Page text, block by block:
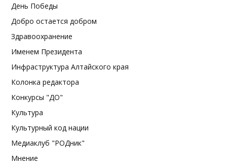
День Победы
Добро остается добром
Здравоохранение
Именем Президента
Инфраструктура Алтайского края
Колонка редактора
Конкурсы "ДО"
Культура
Культурный код нации
Медиаклуб "РОДник"
Мнение